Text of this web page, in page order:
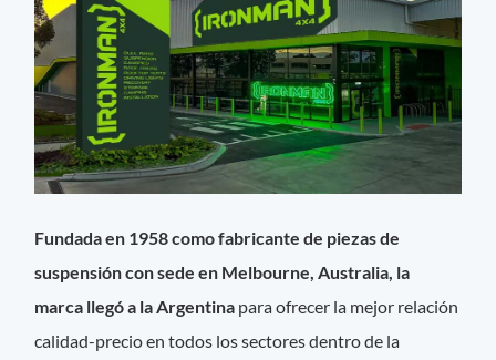
Fundada en 1958 como fabricante de piezas de
suspensión con sede en Melbourne, Australia, la
marca llegó a la Argentina para ofrecer la mejor relación
calidad-precio en todos los sectores dentro de la